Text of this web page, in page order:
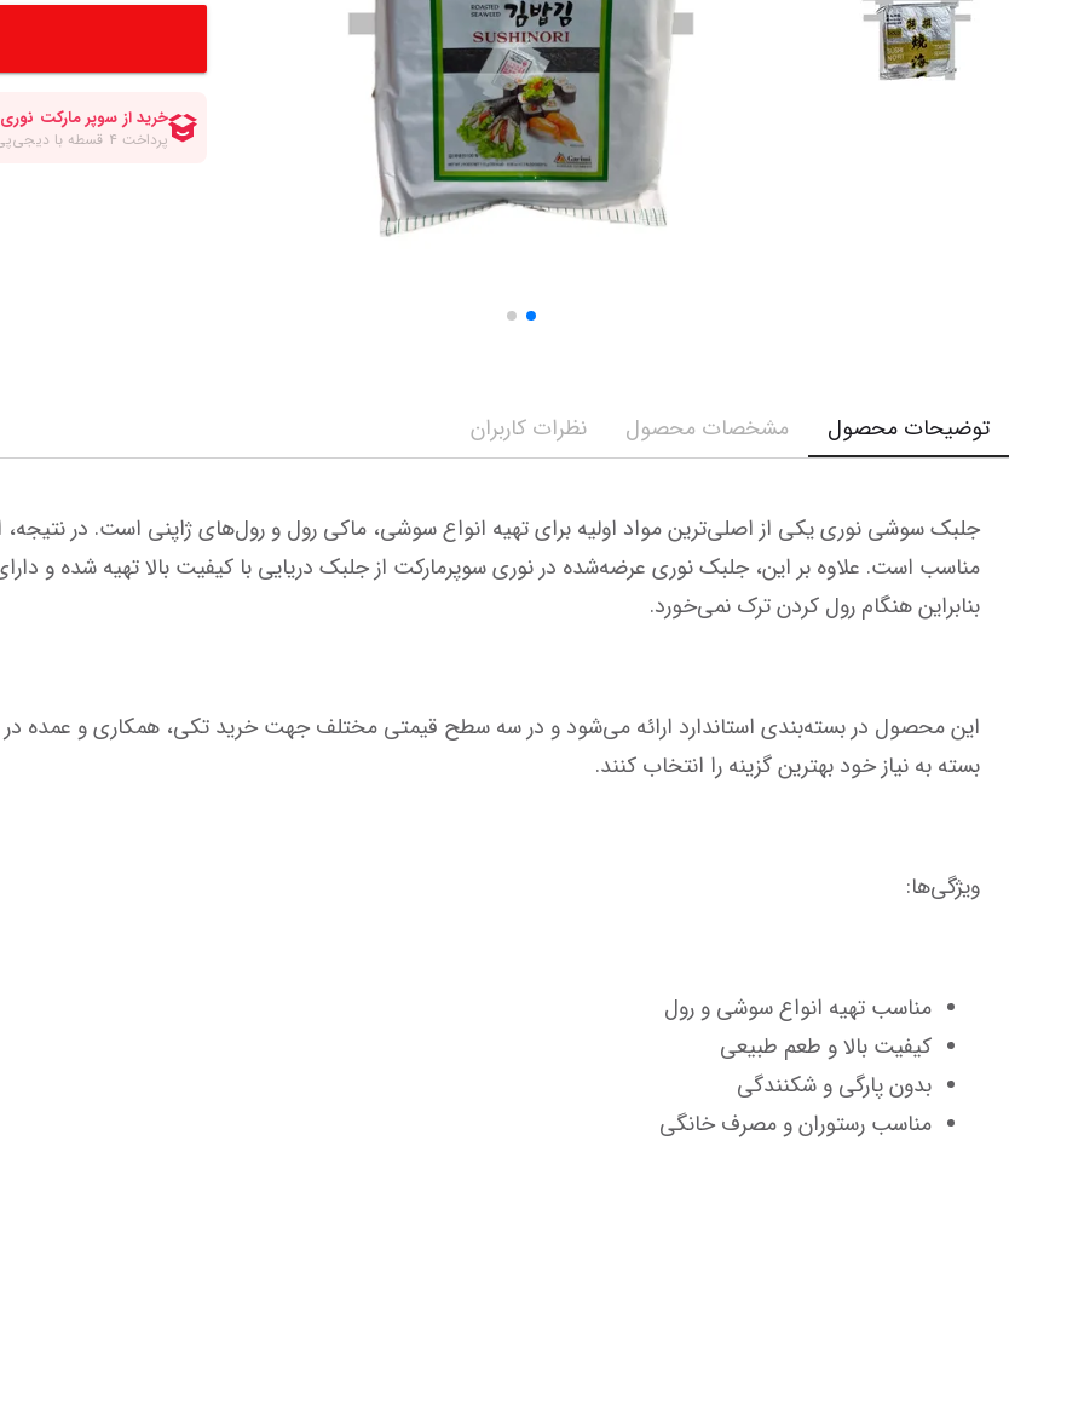
نمایش همه محصولات
انواع سیروپ و شربت
نمایش همه محصولات
ترشی جینجر و مایونز و سیراچا
شکلات و تافی
توضیحات محصول مشخصات محصول نظرات کاربران
بنابراین هنگام رول کردن ترک نمی‌خورد.
بسته به نیاز خود بهترین گزینه را انتخاب کنند.
ویژگی‌ها:
مناسب تهیه انواع سوشی و رول
کیفیت بالا و طعم طبیعی
بدون پارگی و شکنندگی
مناسب رستوران و مصرف خانگی